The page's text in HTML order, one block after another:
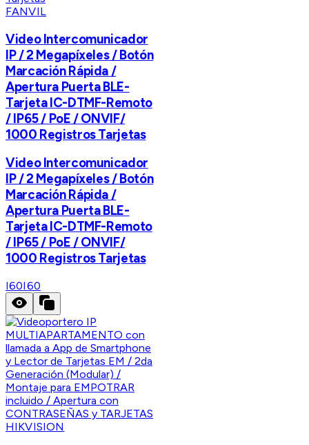
FANVIL
Video Intercomunicador
IP / 2 Megapíxeles / Botón
Marcación Rápida /
Apertura Puerta BLE-
Tarjeta IC-DTMF-Remoto
/ IP65 / PoE / ONVIF/
1000 Registros Tarjetas
Video Intercomunicador
IP / 2 Megapíxeles / Botón
Marcación Rápida /
Apertura Puerta BLE-
Tarjeta IC-DTMF-Remoto
/ IP65 / PoE / ONVIF/
1000 Registros Tarjetas
I60I60
HIKVISION